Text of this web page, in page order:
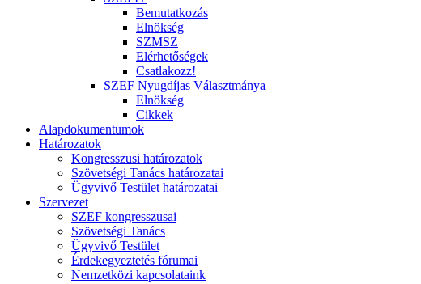
Bemutatkozás
Elnökség
SZMSZ
Elérhetőségek
Csatlakozz!
SZEF Nyugdíjas Választmánya
Elnökség
Cikkek
Alapdokumentumok
Határozatok
Kongresszusi határozatok
Szövetségi Tanács határozatai
Ügyvivő Testület határozatai
Szervezet
SZEF kongresszusai
Szövetségi Tanács
Ügyvivő Testület
Érdekegyeztetés fórumai
Nemzetközi kapcsolataink